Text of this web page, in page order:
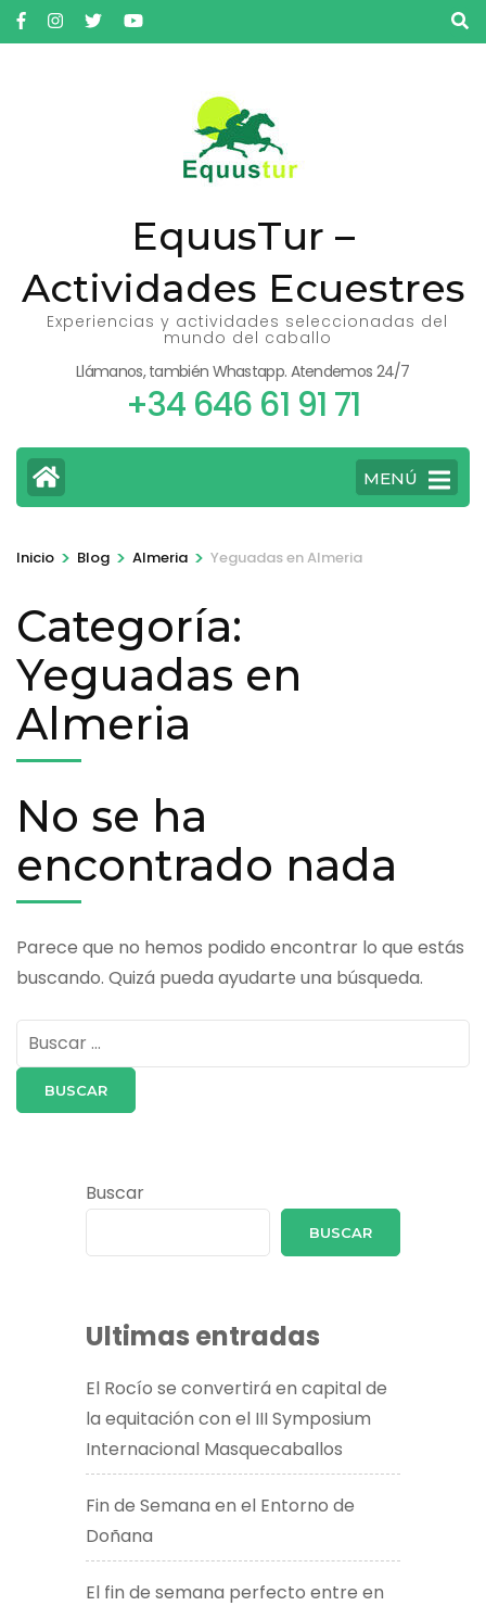
Saltar
al
EquusTur –
Actividades Ecuestres
Experiencias y actividades seleccionadas del
mundo del caballo
Llámanos, también Whastapp. Atendemos 24/7
+34 646 61 91 71
MENÚ
Inicio > Blog > Almeria > Yeguadas en Almeria
Categoría:
Yeguadas en
Almeria
No se ha
encontrado nada
Parece que no hemos podido encontrar lo que estás
buscando. Quizá pueda ayudarte una búsqueda.
Buscar:
Buscar
BUSCAR
Ultimas entradas
El Rocío se convertirá en capital de
la equitación con el III Symposium
Internacional Masquecaballos
Fin de Semana en el Entorno de
Doñana
El fin de semana perfecto entre en